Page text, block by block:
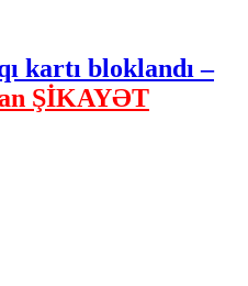
kartı bloklandı –
ŞİKAYƏT